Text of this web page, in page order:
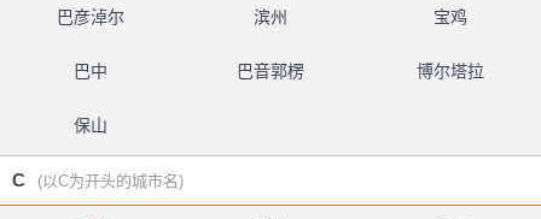
巴彦淖尔 滨州 宝鸡
巴中 巴音郭楞 博尔塔拉
保山
C (以C为开头的城市名)